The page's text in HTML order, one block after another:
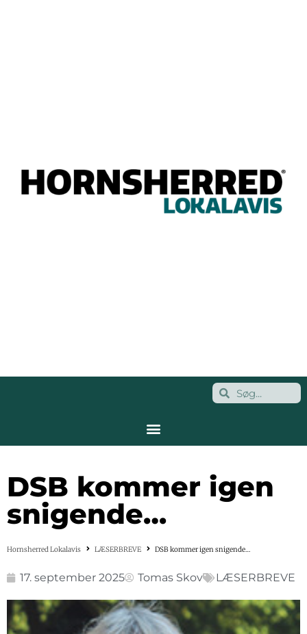
DSB kommer igen
snigende…
Hornsherred Lokalavis LÆSERBREVE DSB kommer igen snigende…
17. september 2025 Tomas Skov LÆSERBREVE